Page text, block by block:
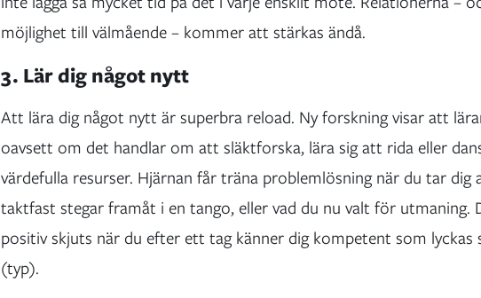
möjlighet till välmående – kommer att stärkas ändå.
3. Lär dig något nytt
Att lära dig något nytt är superbra reload. Ny forskning visar att
oavsett om det handlar om att släktforska, lära sig att rida eller
värdefulla resurser. Hjärnan får träna problemlösning när du tar dig
taktfast stegar framåt i en tango, eller vad du nu valt för utmaning.
positiv skjuts när du efter ett tag känner dig kompetent som lyckas
(typ).